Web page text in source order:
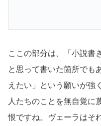
ここの部分は、「小説書
と思って書いた箇所でも
えたい」という願いが強
人たちのことを無自覚に
恨ですね。ヴェーラはそ